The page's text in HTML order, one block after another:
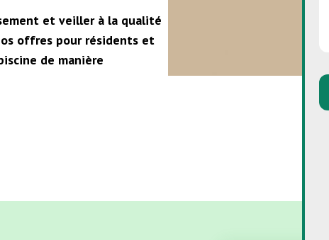
et veiller à la qualité
offres pour résidents et
de manière